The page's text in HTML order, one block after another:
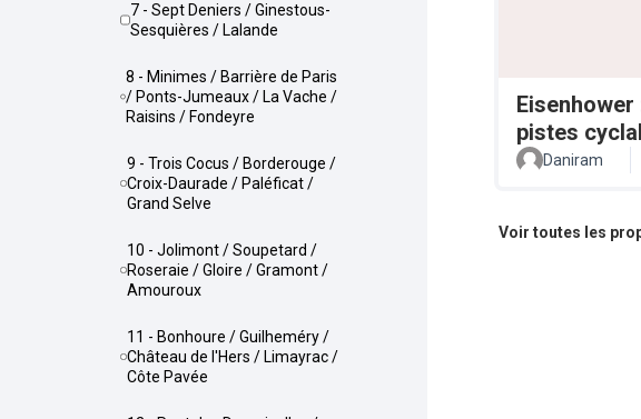
7 - Sept Deniers / Ginestous-
Sesquières / Lalande
8 - Minimes / Barrière de Paris
/ Ponts-Jumeaux / La Vache /
Raisins / Fondeyre
9 - Trois Cocus / Borderouge /
Croix-Daurade / Paléficat /
Grand Selve
10 - Jolimont / Soupetard /
Roseraie / Gloire / Gramont /
Amouroux
11 - Bonhoure / Guilheméry /
Château de l'Hers / Limayrac /
Côte Pavée
pistes
Daniram
Voir toutes les